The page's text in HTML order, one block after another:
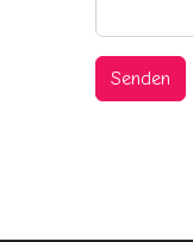
Senden